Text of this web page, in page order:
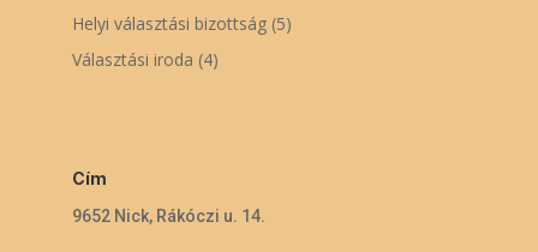
Helyi választási bizottság(5)
Választási iroda (4)
Cím
9652 Nick, Rákóczi u. 14.